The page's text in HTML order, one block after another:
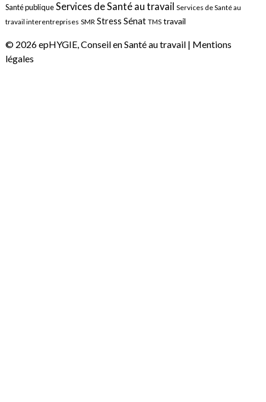
Santé publiqueServices de Santé au travail Services de Santé au
travail interentreprises SMR Stress Sénat TMS travail
© 2026 epHYGIE, Conseil en Santé au travail | Mentions
légales